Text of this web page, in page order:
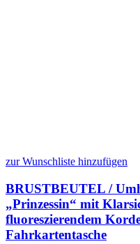
zur Wunschliste hinzufügen
BRUSTBEUTEL /
„Prinzessin“ mit
fluoreszierendem
Fahrkartentasche